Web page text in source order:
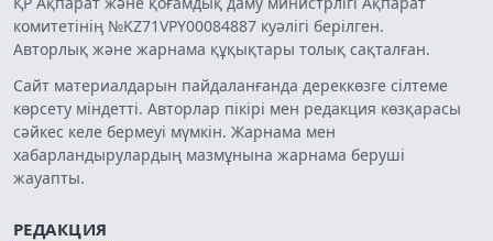
комитетінің №KZ71VPY00084887 куәлігі берілген.
Авторлық және жарнама құқықтары толық сақталған.
Сайт материалдарын пайдаланғанда дереккөзге сілтеме
көрсету міндетті. Авторлар пікірі мен редакция көзқарасы
сәйкес келе бермеуі мүмкін. Жарнама мен
хабарландырулардың мазмұнына жарнама беруші
жауапты.
РЕДАКЦИЯ